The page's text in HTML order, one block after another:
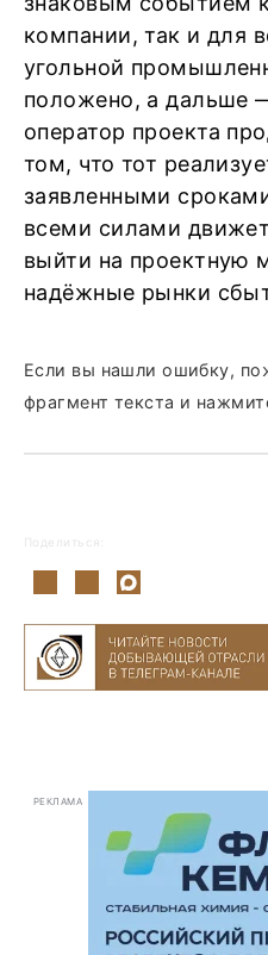
компании, так и для
угольной
положено, а дальше
оператор проекта
том, что тот
заявленными
всеми силами
выйти на проектную
надёжные рынки
Если вы нашли ошибку,
фрагмент текста и
Поделиться:
РЕКЛАМА